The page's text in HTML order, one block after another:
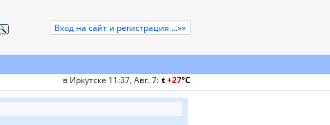
Вход на сайт и регистрация ...»»
в Иркутске 11:37, Авг. 7: t+27°C